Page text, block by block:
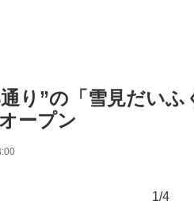
通り”の「雪見だい
ープン
1/4